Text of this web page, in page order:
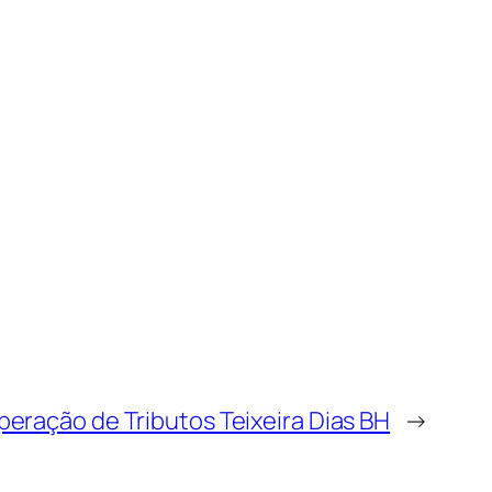
de Tributos Teixeira Dias BH →